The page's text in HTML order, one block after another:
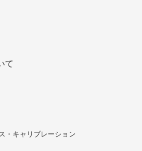
て
・ キャリブレーション